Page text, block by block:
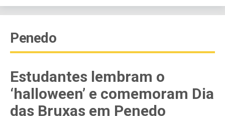
Penedo
Estudantes lembram o
‘halloween’ e comemoram Dia
das Bruxas em Penedo